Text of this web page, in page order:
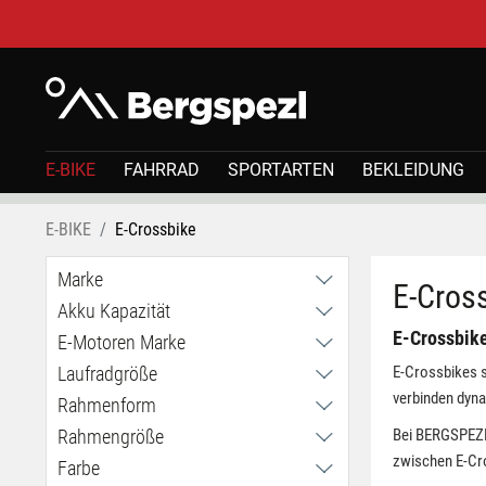
E-BIKE FAHRRAD SPORTARTEN BEKLEIDUNG
E-BIKE E-Crossbike
Marke
Cube
HEPHA
KTM
Tenways
Trek
Akku Kapazität
400Wh
475Wh
600Wh
708Wh
750Wh
E-Motoren Marke
Bosch
HEPHA
Tenways
Laufradgröße
27,5 Zoll
28 Zoll
29 Zoll
Rahmenform
Easy Entry / tiefer Einstieg
Trapez / mittlerer Einstieg
Rahmengröße
L
Farbe
E-
E-
E-Crossbikes
verbinden
Bei
zwischen E-